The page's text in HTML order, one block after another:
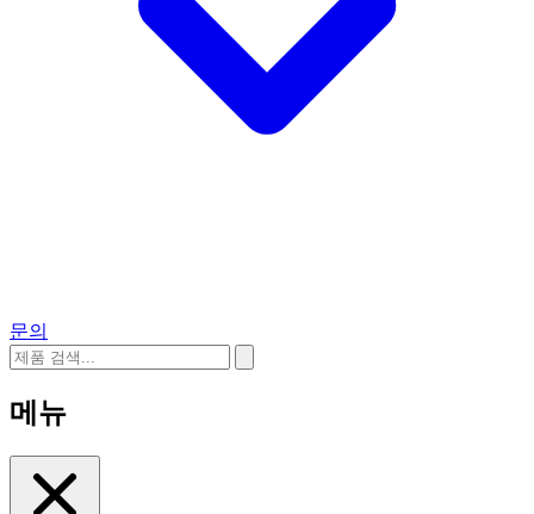
문의
메뉴